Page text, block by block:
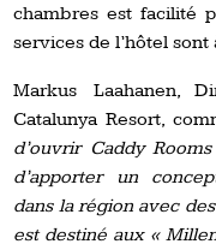
chambres est facilité
services de l’hôtel
Markus Laahanen,
Catalunya Resort,
d’ouvrir Caddy
d’apporter un
dans la région avec
est destiné aux «